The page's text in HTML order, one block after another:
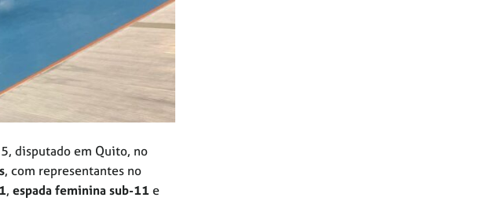
disputado em Quito, no
, com representantes no
, espada feminina sub-11 e